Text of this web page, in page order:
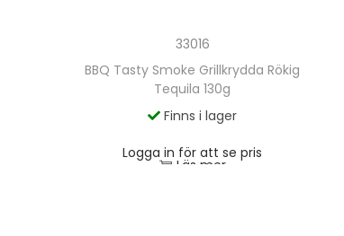
33016
BBQ Tasty Smoke Grillkrydda Rökig
Tequila 130g
Finns i lager
Logga in för att se pris
Läs mer